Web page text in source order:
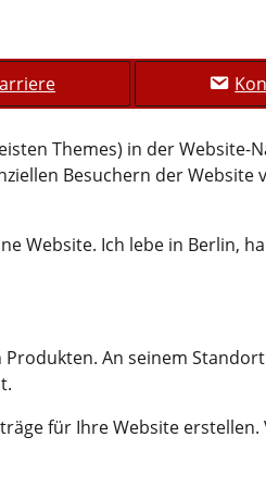
Themes) in der Website-
Besuchern der Website
Website. Ich lebe in Berlin,
An seinem
für Ihre Website erstellen.